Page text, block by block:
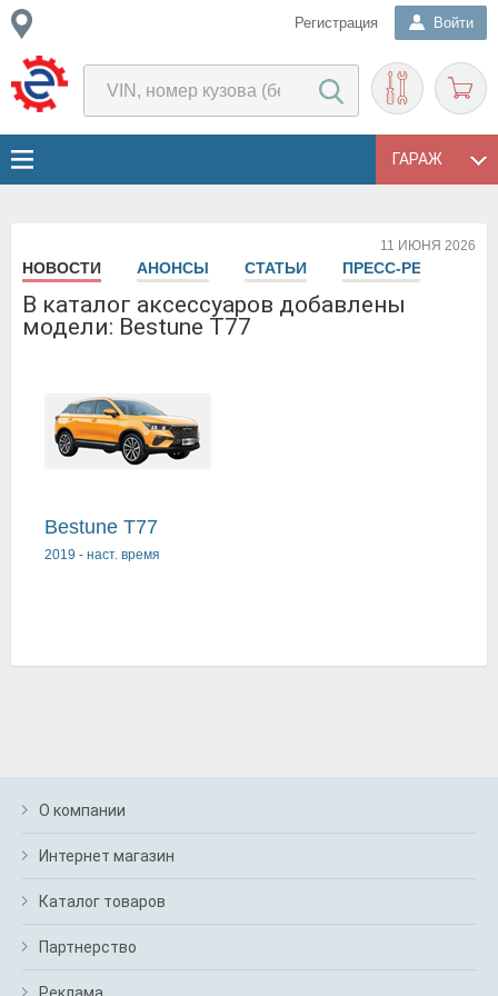
Регистрация Войти
ГАРАЖ
11 ИЮНЯ 2026
НОВОСТИ АНОНСЫ СТАТЬИ ПРЕСС-РЕЛИЗЫ
В каталог аксессуаров добавлены
модели: Bestune T77
Bestune T77
2019 - наст. время
О компании
Интернет магазин
Каталог товаров
Партнерство